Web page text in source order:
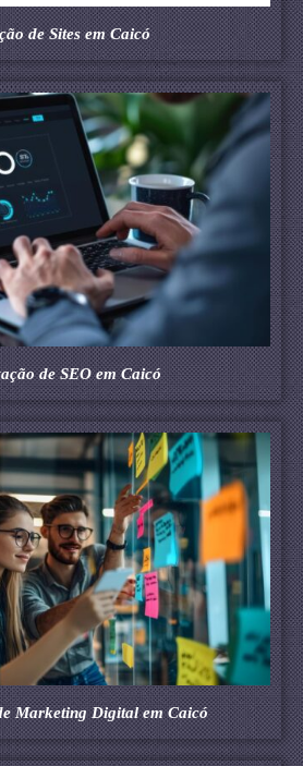
de Sites em Caicó
de SEO em Caicó
Marketing Digital em Caicó